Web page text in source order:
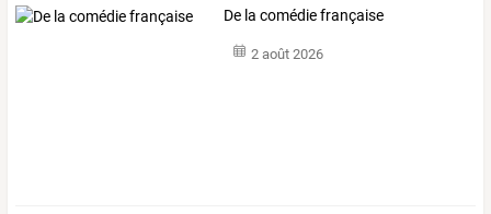
De la comédie française
2 août 2026